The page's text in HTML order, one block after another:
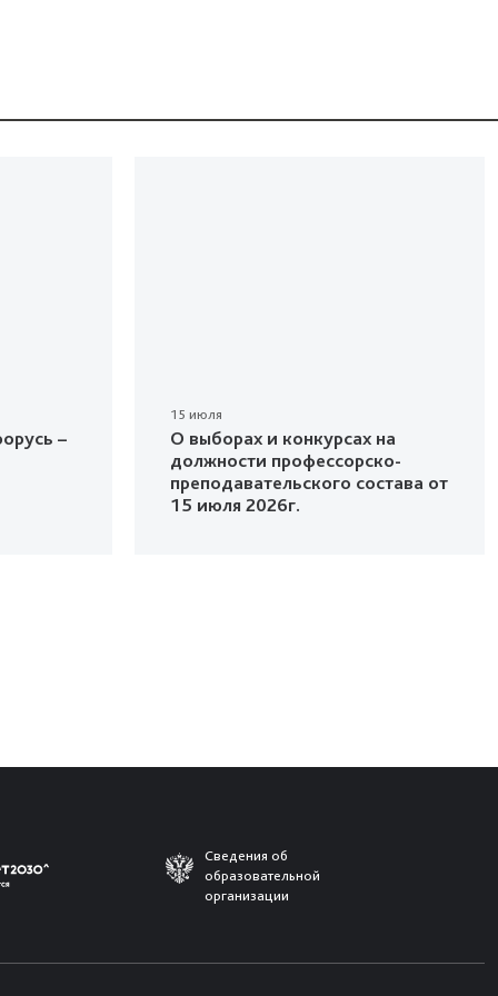
–
15 июля
О выборах и конкурсах на
должности профессорско-
преподавательского состава от
15 июля 2026г.
Сведения об
образовательной
организации